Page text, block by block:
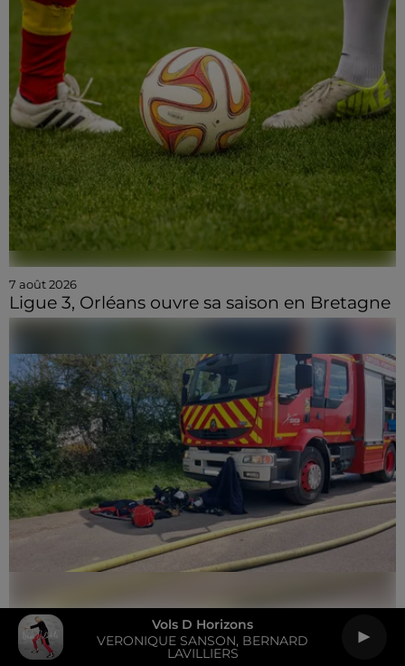
Vols D Horizons
VERONIQUE SANSON, BERNARD
LAVILLIERS
7 août 2026
Ligue 3, Orléans ouvre sa saison en Bretagne
7 août 2026
Près d'une vingtaine de pompiers mobilisés